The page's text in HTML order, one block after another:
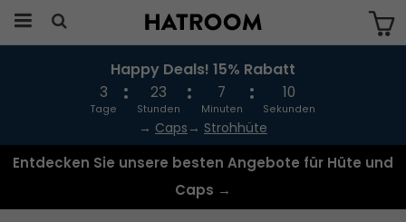
Das Produkt wurde in Ihren Warenkorb
gelegt
Happy Deals! 15% Rabatt
3
Tage
23
Stunden
7
Minuten
10
Sekunden
→ Caps → Strohhüte
Entdecken Sie unsere besten Angebote für Hüte und
Caps →